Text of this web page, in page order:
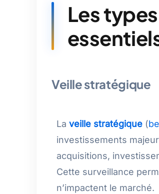
Les
Veille stratégique
La veille stratégique(
investissements
acquisitions,
Cette surveillance
n’impactent le marché.